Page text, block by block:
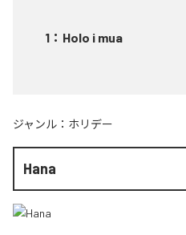
1 ： Holo i mua
ジャンル： ホリデー
Hana